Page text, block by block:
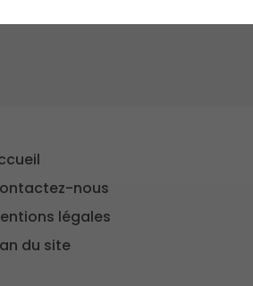
nous
légales
du site